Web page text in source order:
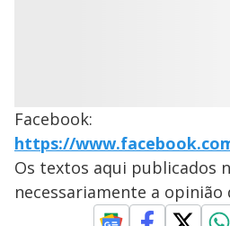
Facebook:
https://
Os textos aqui publicados
necessariamente a opinião